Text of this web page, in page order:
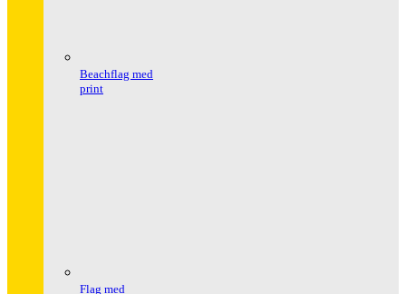
Beachflag med
print
Flag med